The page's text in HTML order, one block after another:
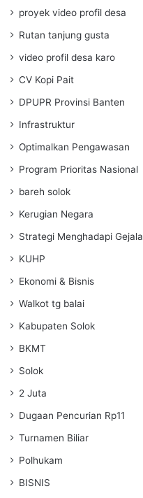
proyek video profil desa
Rutan tanjung gusta
video profil desa karo
CV Kopi Pait
DPUPR Provinsi Banten
Infrastruktur
Optimalkan Pengawasan
Program Prioritas Nasional
bareh solok
Kerugian Negara
Strategi Menghadapi Gejala
KUHP
Ekonomi & Bisnis
Walkot tg balai
Kabupaten Solok
BKMT
Solok
2 Juta
Dugaan Pencurian Rp11
Turnamen Biliar
Polhukam
BISNIS